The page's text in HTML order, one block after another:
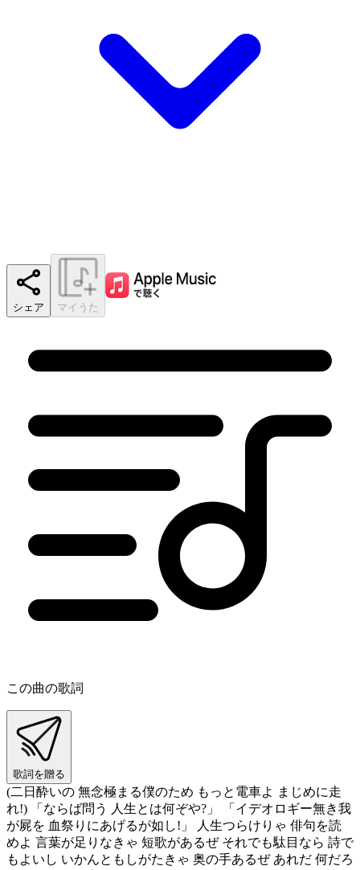
シェア マイうた
この曲の歌詞
歌詞を贈る
(二日酔いの 無念極まる僕のため もっと電車よ まじめに走
れ!) 「ならば問う 人生とは何ぞや?」 「イデオロギー無き我
が屍を 血祭りにあげるが如し!」 人生つらけりゃ 俳句を読
めよ 言葉が足りなきゃ 短歌があるぜ それでも駄目なら 詩で
もよいし いかんともしがたきゃ 奥の手あるぜ あれだ 何だろ